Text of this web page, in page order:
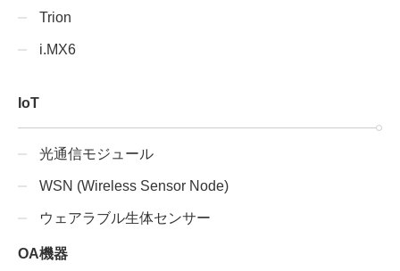
Trion
i.MX6
IoT
光通信モジュール
WSN (Wireless Sensor Node)
ウェアラブル生体センサー
OA機器